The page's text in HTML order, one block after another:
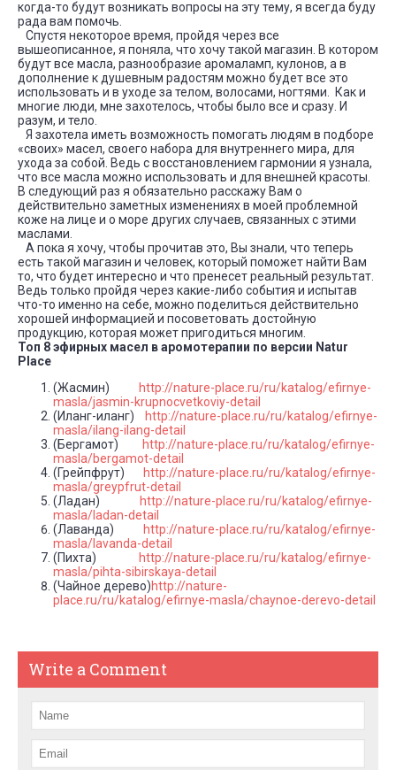
когда-то будут возникать вопросы на эту тему, я всегда буду
рада вам помочь.
Спустя некоторое время, пройдя через все
вышеописанное, я поняла, что хочу такой магазин. В котором
будут все масла, разнообразие аромаламп, кулонов, а в
дополнение к душевным радостям можно будет все это
использовать и в уходе за телом, волосами, ногтями. Как и
многие люди, мне захотелось, чтобы было все и сразу. И
разум, и тело.
Я захотела иметь возможность помогать людям в подборе
«своих» масел, своего набора для внутреннего мира, для
ухода за собой. Ведь с восстановлением гармонии я узнала,
что все масла можно использовать и для внешней красоты.
В следующий раз я обязательно расскажу Вам о
действительно заметных изменениях в моей проблемной
коже на лице и о море других случаев, связанных с этими
маслами.
А пока я хочу, чтобы прочитав это, Вы знали, что теперь
есть такой магазин и человек, который поможет найти Вам
то, что будет интересно и что пренесет реальный результат.
Ведь только пройдя через какие-либо события и испытав
что-то именно на себе, можно поделиться действительно
хорошей информацией и посоветовать достойную
продукцию, которая может пригодиться многим.
Топ 8 эфирных масел в аромотерапии по версии Natur
Place
(Жасмин)
http://nature-place.ru/ru/katalog/efirnye-
masla/jasmin-krupnocvetkoviy-detail
(Иланг-иланг)
http://nature-place.ru/ru/katalog/efirnye-
masla/ilang-ilang-detail
(Бергамот)
http://nature-place.ru/ru/katalog/efirnye-
masla/bergamot-detail
(Грейпфрут)
http://nature-place.ru/ru/katalog/efirnye-
masla/greypfrut-detail
(Ладан)
http://nature-place.ru/ru/katalog/efirnye-
masla/ladan-detail
(Лаванда)
http://nature-place.ru/ru/katalog/efirnye-
masla/lavanda-detail
(Пихта)
http://nature-place.ru/ru/katalog/efirnye-
masla/pihta-sibirskaya-detail
(Чайное дерево)http://nature-
place.ru/ru/katalog/efirnye-masla/chaynoe-derevo-detail
Write a Comment